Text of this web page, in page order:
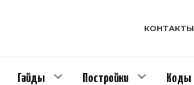
КОНТАКТЫ
Гайды Постройки Коды